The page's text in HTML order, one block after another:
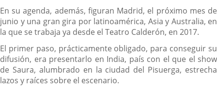
En su agenda, además, figuran Madrid, el próximo mes de
junio y una gran gira por latinoamérica, Asia y Australia, en
la que se trabaja ya desde el Teatro Calderón, en 2017.
El primer paso, prácticamente obligado, para conseguir su
difusión, era presentarlo en India, país con el que el show
de Saura, alumbrado en la ciudad del Pisuerga, estrecha
lazos y raíces sobre el escenario.